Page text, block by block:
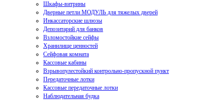
Шкафы-витрины
Дверные петли МОДУЛЬ для тяжелых дверей
Инкассаторские шлюзы
Депозитарий для банков
Взломостойкие сейфы
Хранилище ценностей
Сейфовая комната
Кассовые кабины
Взрывопулестойкий контрольно-пропускной пункт
Передаточные лотки
Кассовые передаточные лотки
Наблюдательная будка